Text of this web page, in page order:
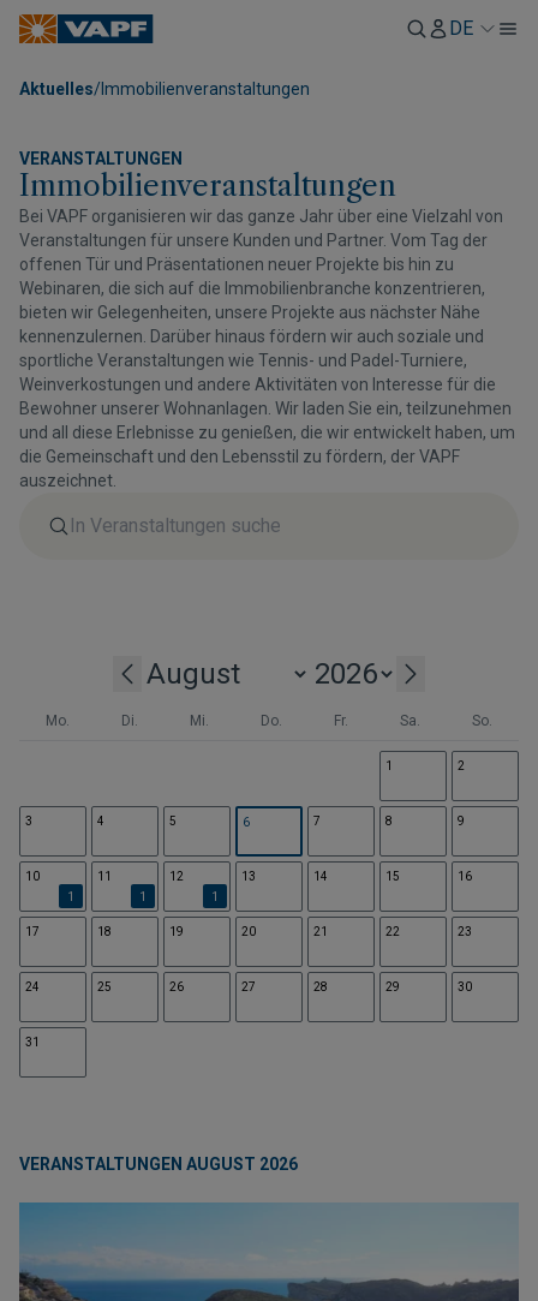
DE
Aktuelles/ Immobilienveranstaltungen
VERANSTALTUNGEN
Immobilienveranstaltungen
Bei VAPF organisieren wir das ganze Jahr über eine Vielzahl von
Veranstaltungen für unsere Kunden und Partner. Vom Tag der
offenen Tür und Präsentationen neuer Projekte bis hin zu
Webinaren, die sich auf die Immobilienbranche konzentrieren,
bieten wir Gelegenheiten, unsere Projekte aus nächster Nähe
kennenzulernen. Darüber hinaus fördern wir auch soziale und
sportliche Veranstaltungen wie Tennis- und Padel-Turniere,
Weinverkostungen und andere Aktivitäten von Interesse für die
Bewohner unserer Wohnanlagen. Wir laden Sie ein, teilzunehmen
und all diese Erlebnisse zu genießen, die wir entwickelt haben, um
die Gemeinschaft und den Lebensstil zu fördern, der VAPF
auszeichnet.
Mo. Di. Mi. Do. Fr. Sa. So.
1 2
3 4 5 6 7 8 9
10
1
11
1
12
1
13 14 15 16
17 18 19 20 21 22 23
24 25 26 27 28 29 30
31
VERANSTALTUNGEN AUGUST 2026